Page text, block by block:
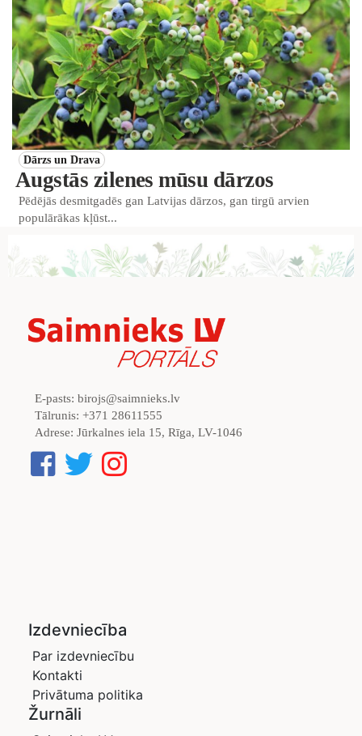
Dārzs un Drava
Augstās zilenes mūsu dārzos
Pēdējās desmitgadēs gan Latvijas dārzos, gan tirgū arvien
populārākas kļūst...
E-pasts: birojs@saimnieks.lv
Tālrunis: +371 28611555
Adrese: Jūrkalnes iela 15, Rīga, LV-1046
Izdevniecība
Par izdevniecību
Kontakti
Privātuma politika
Žurnāli